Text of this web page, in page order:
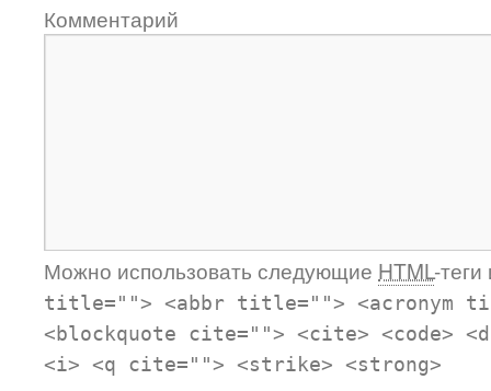
Комментарий
Можно использовать следующие HTML-
title=""> <abbr title=""> <acronym
<blockquote cite=""> <cite> <code>
<i> <q cite=""> <strike> <strong>